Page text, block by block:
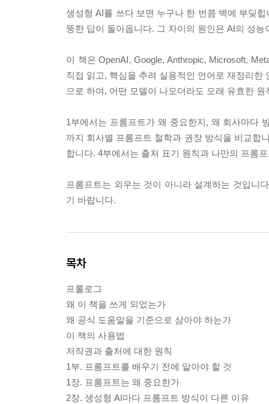
생성형 AI를 쓰다 보면 누구나 한 번쯤 벽에 부딪
뚱한 답이 돌아옵니다. 그 차이의 원인은 AI의 성
이 책은 OpenAI, Google, Anthropic, Microsoft,
직접 읽고, 핵심을 추려 실용적인 언어로 재정리
으로 하여, 어떤 모델이 나오더라도 오래 유효한 원
1부에서는 프롬프트가 왜 중요한지, 왜 회사마다
까지 회사별 프롬프트 철학과 권장 방식을 비교합
합니다. 4부에서는 출처 표기 원칙과 나만의 프롬
프롬프트는 외우는 것이 아니라 설계하는 것입니
기 바랍니다.
목차
프롤로그
왜 이 책을 쓰게 되었는가
왜 공식 도움말을 기준으로 삼아야 하는가
이 책의 사용법
저작권과 출처에 대한 원칙
1부. 프롬프트를 배우기 전에 알아야 할 것
1장. 프롬프트는 왜 중요한가
2장. 생성형 AI마다 프롬프트 방식이 다른 이유